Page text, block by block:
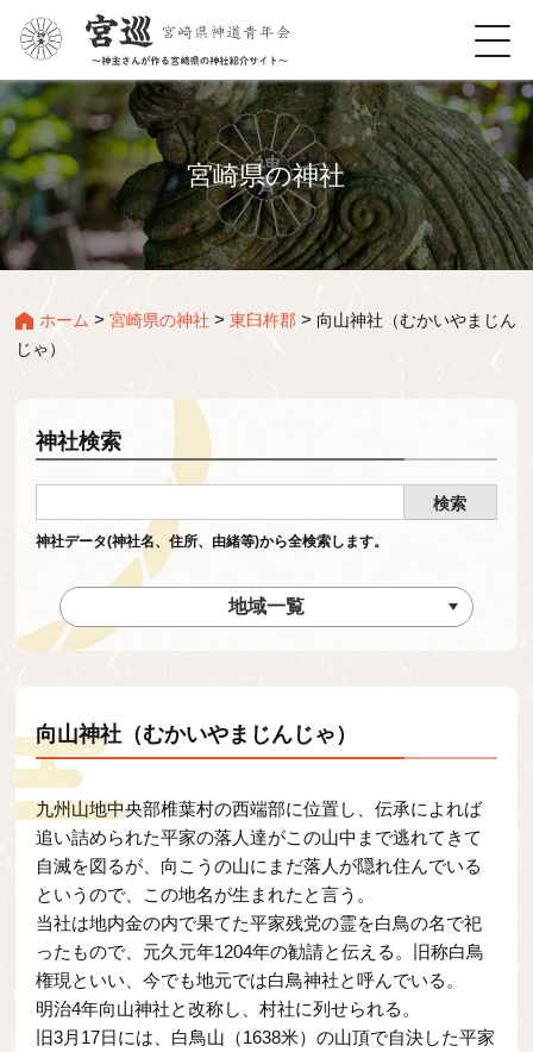
宮崎県の神社
ホーム >宮崎県の神社 >東臼杵郡 > 向山神社（むかいやまじん
じゃ）
神社検索
神社データ(神社名、住所、由緒等)から全検索します。
地域一覧
向山神社（むかいやまじんじゃ）
九州山地中央部椎葉村の西端部に位置し、伝承によれば
追い詰められた平家の落人達がこの山中まで逃れてきて
自滅を図るが、向こうの山にまだ落人が隠れ住んでいる
というので、この地名が生まれたと言う。
当社は地内金の内で果てた平家残党の霊を白鳥の名で祀
ったもので、元久元年1204年の勧請と伝える。旧称白鳥
権現といい、今でも地元では白鳥神社と呼んでいる。
明治4年向山神社と改称し、村社に列せられる。
旧3月17日には、白鳥山（1638米）の山頂で自決した平家